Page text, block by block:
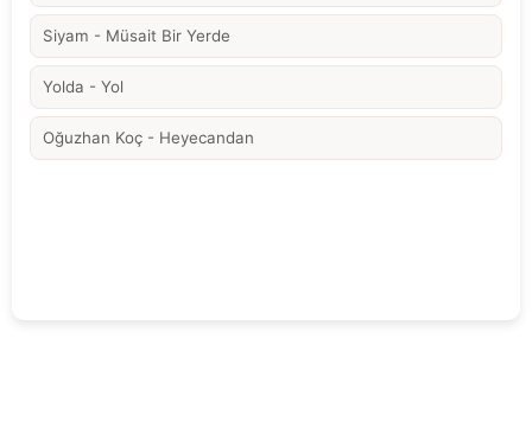
Siyam - Müsait Bir Yerde
Yolda - Yol
Oğuzhan Koç - Heyecandan